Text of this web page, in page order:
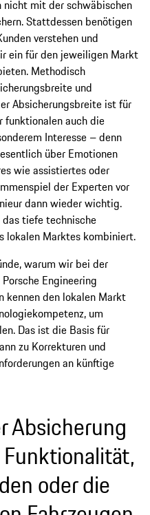
nicht mit der schwäbischen
Stattdessen benötigen
verstehen und
ein für den jeweiligen Markt
Methodisch
und
Absicherungsbreite ist für
funktionalen auch die
Interesse – denn
über Emotionen
wie assistiertes oder
der Experten vor
dann wieder wichtig.
das tiefe technische
lokalen Marktes kombiniert.
warum wir bei der
Engineering
kennen den lokalen Markt
um
Das ist die Basis für
zu Korrekturen und
an künftige
Absicherung
oder die